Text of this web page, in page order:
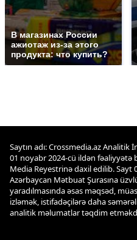
В магазинах России
ажиотаж из-за этого
продукта: что купить?
Saytın adı: Crossmedia.az Analitik
01 noyabr 2024-cü ildən fəaliyyətə
Media Reyestrinə daxil edilib. Sayt
Azərbaycan Mətbuat Şurasına
yaradılmasında əsas məqsəd,
izləmək, istifadəçilərə daha
analitik məlumatlar təqdim